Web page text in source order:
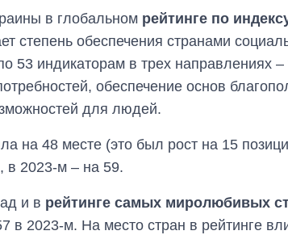
в глобальном рейтинге по
степень обеспечения странами
53 индикаторам в трех направлениях
обеспечение основ
для людей.
на 48 месте (это был рост на 15
в 2023-м – на 59.
и в рейтинге самых миролюбивых
в 2023-м. На место стран в рейтинге